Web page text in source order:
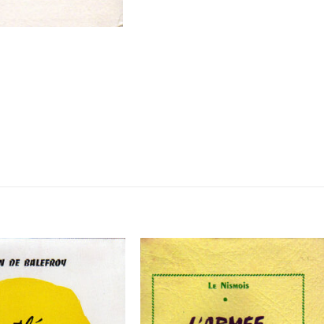
liste de
souhaits
Ajouter
à la
liste de
souhaits